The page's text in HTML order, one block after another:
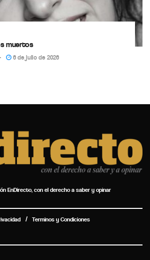
muertos
6 de julio de 2026
EnDirecto, con el derecho a saber y opinar
Terminos y Condiciones